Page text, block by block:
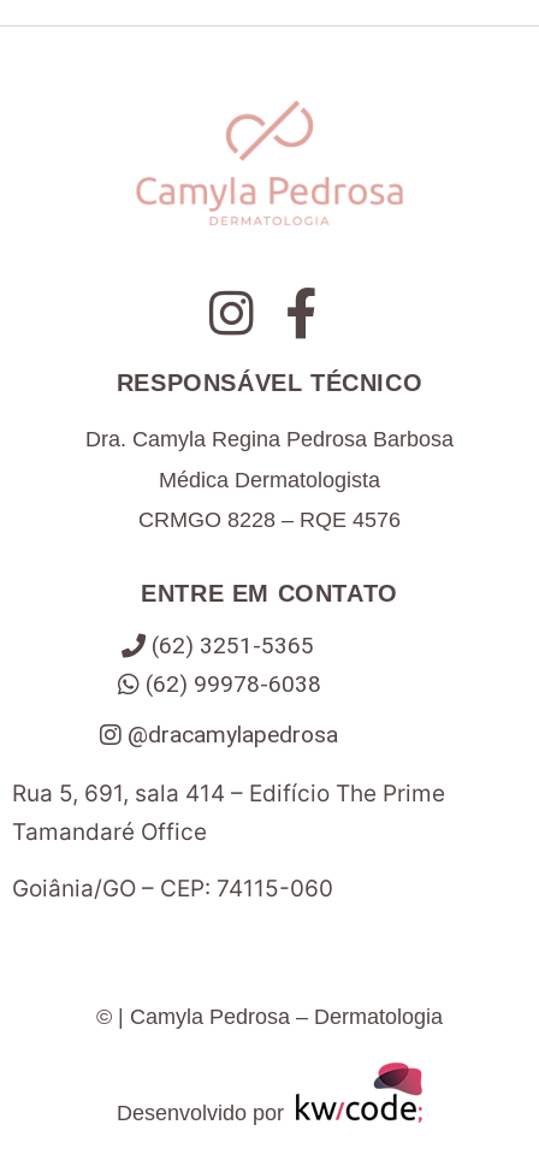
RESPONSÁVEL TÉCNICO
Dra. Camyla Regina Pedrosa Barbosa
Médica Dermatologista
CRMGO 8228 – RQE 4576
ENTRE EM CONTATO
(62) 3251-5365
(62) 99978-6038
@dracamylapedrosa
Rua 5, 691, sala 414 – Edifício The Prime
Tamandaré Office
Goiânia/GO – CEP: 74115-060
© | Camyla Pedrosa – Dermatologia
Desenvolvido por